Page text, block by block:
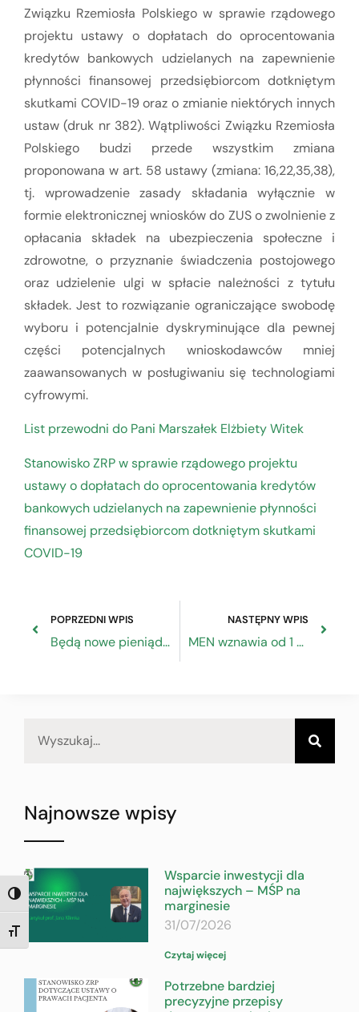
TOGGLE HIGH CONTRAST
TOGGLE FONT SIZE
Związku Rzemiosła Polskiego w sprawie rządowego
projektu ustawy o dopłatach do oprocentowania
kredytów bankowych udzielanych na zapewnienie
płynności finansowej przedsiębiorcom dotkniętym
skutkami COVID-19 oraz o zmianie niektórych innych
ustaw (druk nr 382). Wątpliwości Związku Rzemiosła
Polskiego budzi przede wszystkim zmiana
proponowana w art. 58 ustawy (zmiana: 16,22,35,38),
tj. wprowadzenie zasady składania wyłącznie w
formie elektronicznej wniosków do ZUS o zwolnienie z
opłacania składek na ubezpieczenia społeczne i
zdrowotne, o przyznanie świadczenia postojowego
oraz udzielenie ulgi w spłacie należności z tytułu
składek. Jest to rozwiązanie ograniczające swobodę
wyboru i potencjalnie dyskryminujące dla pewnej
części potencjalnych wnioskodawców mniej
zaawansowanych w posługiwaniu się technologiami
cyfrowymi.
List przewodni do Pani Marszałek Elżbiety Witek
Stanowisko ZRP w sprawie rządowego projektu
ustawy o dopłatach do oprocentowania kredytów
bankowych udzielanych na zapewnienie płynności
finansowej przedsiębiorcom dotkniętym skutkami
COVID-19
POPRZEDNI WPIS
Będą nowe pieniądze na pożyczki płynnościowe dla firm
NASTĘPNY WPIS
MEN wznawia od 1 czerwca praktyki i zajęcia praktyczne dla uczniów klas III szkół branżowych
Najnowsze wpisy
Wsparcie inwestycji dla
największych – MŚP na
marginesie
31/07/2026
Czytaj więcej
Potrzebne bardziej
precyzyjne przepisy